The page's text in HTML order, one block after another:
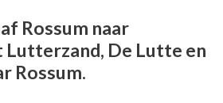
Rossum naar
Lutterzand, De Lutte en
Rossum.